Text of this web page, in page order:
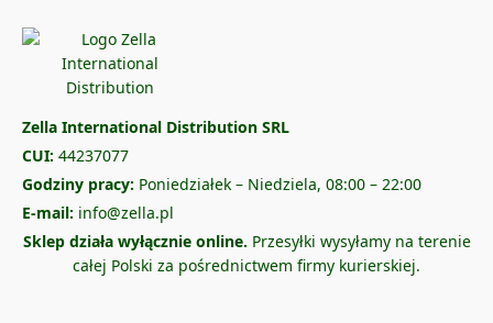
Zella International Distribution SRL
CUI: 44237077
Godziny pracy: Poniedziałek – Niedziela, 08:00 – 22:00
E-mail: info@zella.pl
Sklep działa wyłącznie online. Przesyłki wysyłamy na terenie
całej Polski za pośrednictwem firmy kurierskiej.